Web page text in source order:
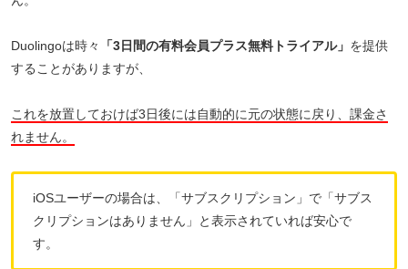
Duolingoは時々 「3日間の有料会員プラス無料トライアル」 を提供
することがありますが、
これを放置しておけば3日後には自動的に元の状態に戻り、課金さ
れません。
iOSユーザーの場合は、「サブスクリプション」で「サブス
クリプションはありません」と表示されていれば安心で
す。